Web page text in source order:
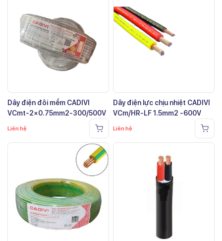
Dây điện đôi mềm CADIVI
VCmt-2×0.75mm2-300/500V
Liên hệ
Dây điện lực chịu nhiệt CADIVI
VCm/HR-LF 1.5mm2 -600V
Liên hệ